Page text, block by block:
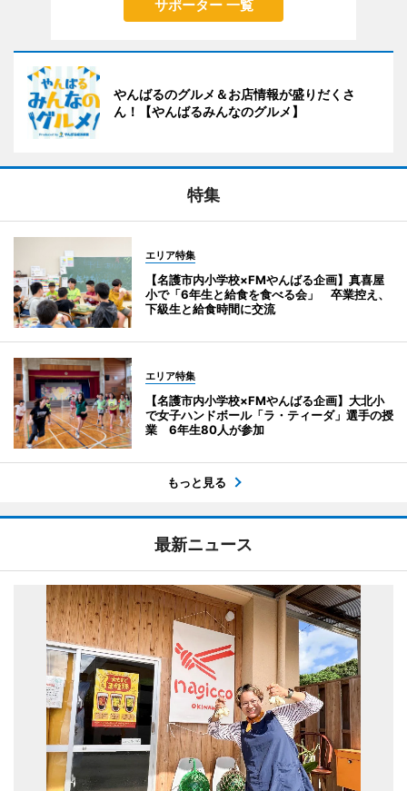
サポーター 一覧
やんばるのグルメ＆お店情報が盛りだくさ
ん！【やんばるみんなのグルメ】
特集
エリア特集
【名護市内小学校×FMやんばる企画】真喜屋
小で「6年生と給食を食べる会」 卒業控え、
下級生と給食時間に交流
エリア特集
【名護市内小学校×FMやんばる企画】大北小
で女子ハンドボール「ラ・ティーダ」選手の授
業 6年生80人が参加
もっと見る
最新ニュース